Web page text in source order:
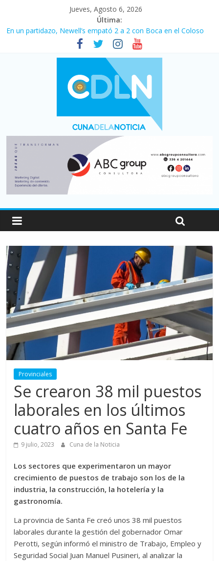
Jueves, Agosto 6, 2026
Última:
En un partidazo, Newell’s empató 2 a 2 con Boca en el Coloso
Vacaciones de invierno con más movimiento y consumo
turístico: 4,6 millones de personas viajaron por el país, un 5,9%
Fuerte caída de la venta de autos usados en julio: bajó un 12,6%
Central venció 1 a 0 al River de Coudet en el Monumental
Pullaro mejora sus relaciones con el Gobierno nacional
Provinciales
Se crearon 38 mil puestos
laborales en los últimos
cuatro años en Santa Fe
9 julio, 2023 Cuna de la Noticia
Los sectores que experimentaron un mayor
crecimiento de puestos de trabajo son los de la
industria, la construcción, la hotelería y la
gastronomía.
La provincia de Santa Fe creó unos 38 mil puestos
laborales durante la gestión del gobernador Omar
Perotti, según informó el ministro de Trabajo, Empleo y
Seguridad Social Juan Manuel Pusineri, al analizar la